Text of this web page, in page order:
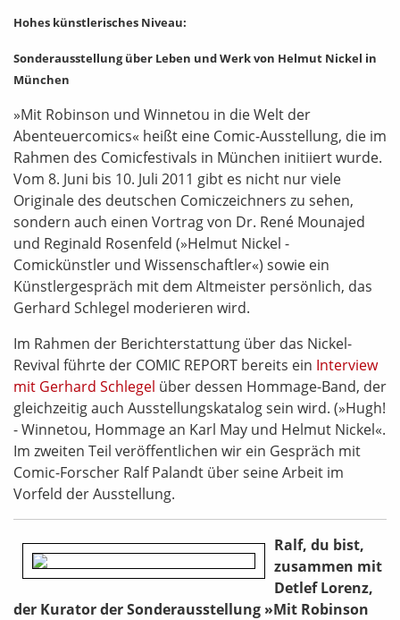
Hohes künstlerisches Niveau:
Sonderausstellung über Leben und Werk von Helmut Nickel in
München
»Mit Robinson und Winnetou in die Welt der
Abenteuercomics« heißt eine Comic-Ausstellung, die im
Rahmen des Comicfestivals in München initiiert wurde.
Vom 8. Juni bis 10. Juli 2011 gibt es nicht nur viele
Originale des deutschen Comiczeichners zu sehen,
sondern auch einen Vortrag von Dr. René Mounajed
und Reginald Rosenfeld (»Helmut Nickel -
Comickünstler und Wissenschaftler«) sowie ein
Künstlergespräch mit dem Altmeister persönlich, das
Gerhard Schlegel moderieren wird.
Im Rahmen der Berichterstattung über das Nickel-
Revival führte der COMIC REPORT bereits ein Interview
mit Gerhard Schlegel über dessen Hommage-Band, der
gleichzeitig auch Ausstellungskatalog sein wird. (»Hugh!
- Winnetou, Hommage an Karl May und Helmut Nickel«.
Im zweiten Teil veröffentlichen wir ein Gespräch mit
Comic-Forscher Ralf Palandt über seine Arbeit im
Vorfeld der Ausstellung.
Ralf, du bist,
zusammen mit
Detlef Lorenz,
der Kurator der Sonderausstellung »Mit Robinson